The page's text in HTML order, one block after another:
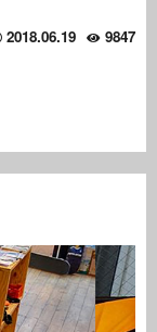
9847
2018.06.19